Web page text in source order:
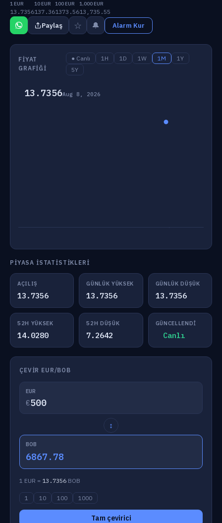
1 EUR
13.7356
10 EUR
137.36
100 EUR
1373.56
1,000 EUR
13,735.55
Paylaş ☆ 🔔 Alarm Kur
FIYAT
GRAFIĞI
● Canlı 1H 1D 1W 1M
1Y
5Y
13.7356Aug 8, 2026
PIYASA İSTATISTIKLERI
AÇILIŞ
13.7356
GÜNLÜK YÜKSEK
13.7356
GÜNLÜK DÜŞÜK
13.7356
52H YÜKSEK
14.0280
52H DÜŞÜK
7.2642
GÜNCELLENDI
Canlı
ÇEVIR EUR/BOB
EUR
€
↕
BOB
6867.78
1 EUR = 13.7356 BOB
1 10 100 1000
Tam çevirici